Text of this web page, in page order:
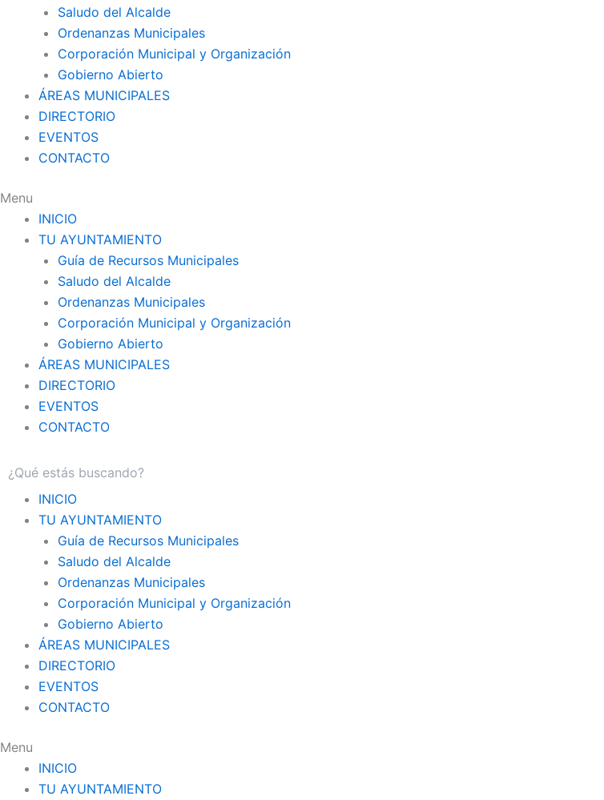
Saludo del Alcalde
Ordenanzas Municipales
Corporación Municipal y Organización
Gobierno Abierto
ÁREAS MUNICIPALES
DIRECTORIO
EVENTOS
CONTACTO
Menu
INICIO
TU AYUNTAMIENTO
Guía de Recursos Municipales
Saludo del Alcalde
Ordenanzas Municipales
Corporación Municipal y Organización
Gobierno Abierto
ÁREAS MUNICIPALES
DIRECTORIO
EVENTOS
CONTACTO
INICIO
TU AYUNTAMIENTO
Guía de Recursos Municipales
Saludo del Alcalde
Ordenanzas Municipales
Corporación Municipal y Organización
Gobierno Abierto
ÁREAS MUNICIPALES
DIRECTORIO
EVENTOS
CONTACTO
Menu
INICIO
TU AYUNTAMIENTO